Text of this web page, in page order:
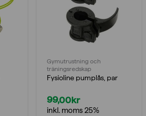
Gymutrustning och
träningsredskap
Fysioline pumplås, par
99,00kr
inkl. moms 25%